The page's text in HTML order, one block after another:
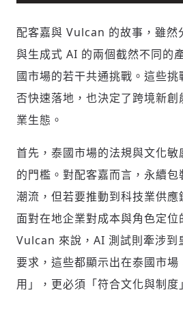
配客嘉與 Vulcan 的故事，雖然
與生成式 AI 的兩個截然不同的
國市場的若干共通挑戰。這些
否快速落地，也決定了跨境新
業生態。
首先，泰國市場的法規與文化
的門檻。對配客嘉而言，永續包
潮流，但若要推動到科技業供
面對在地企業對成本與角色定
Vulcan 來說，AI 測試則牽涉到
要求，這些都顯示出在泰國市
用」，更必須「符合文化與制度